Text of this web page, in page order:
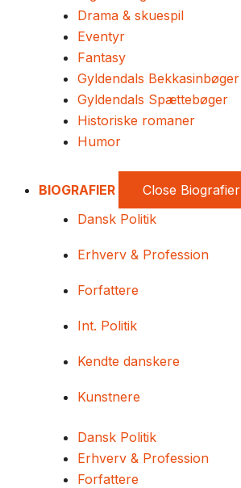
Drama & skuespil
Eventyr
Fantasy
Gyldendals Bekkasinbøger
Gyldendals Spættebøger
Historiske romaner
Humor
BIOGRAFIER Close Biografier
Dansk Politik
Erhverv & Profession
Forfattere
Int. Politik
Kendte danskere
Kunstnere
Dansk Politik
Erhverv & Profession
Forfattere